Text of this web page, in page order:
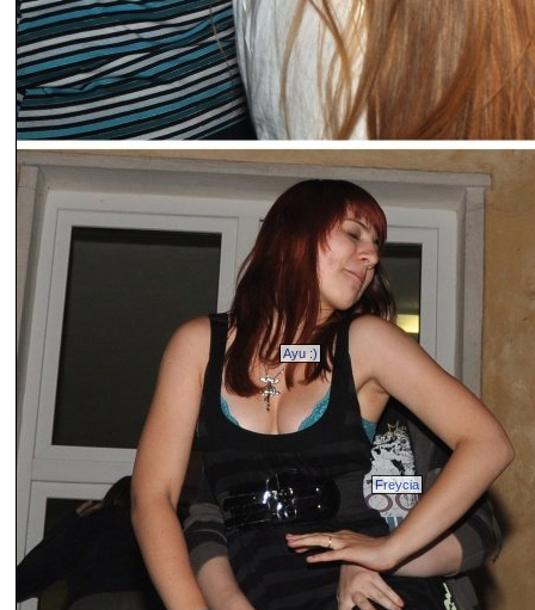
Ayu :)
Freycia